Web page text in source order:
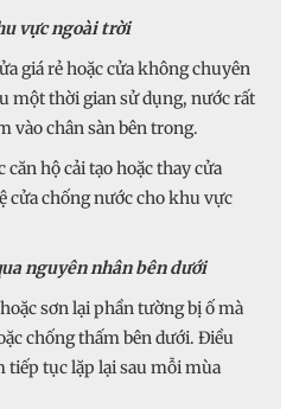
vực ngoài trời
giá rẻ hoặc cửa không chuyên
một thời gian sử dụng, nước rất
vào chân sàn bên trong.
hộ cải tạo hoặc thay cửa
cửa chống nước cho khu vực
nguyên nhân bên dưới
sơn lại phần tường bị ố mà
chống thấm bên dưới. Điều
tục lặp lại sau mỗi mùa